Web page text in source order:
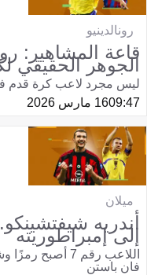
رونالدينيو
قاعة المشاهير:
الجوهر الحقيقي
ليس مجرد لاعب كرة قدم
09:4716 مارس 2026
ميلان
أندريه
إلى إمبراطوريته
اللاعب رقم 7
فان باستن